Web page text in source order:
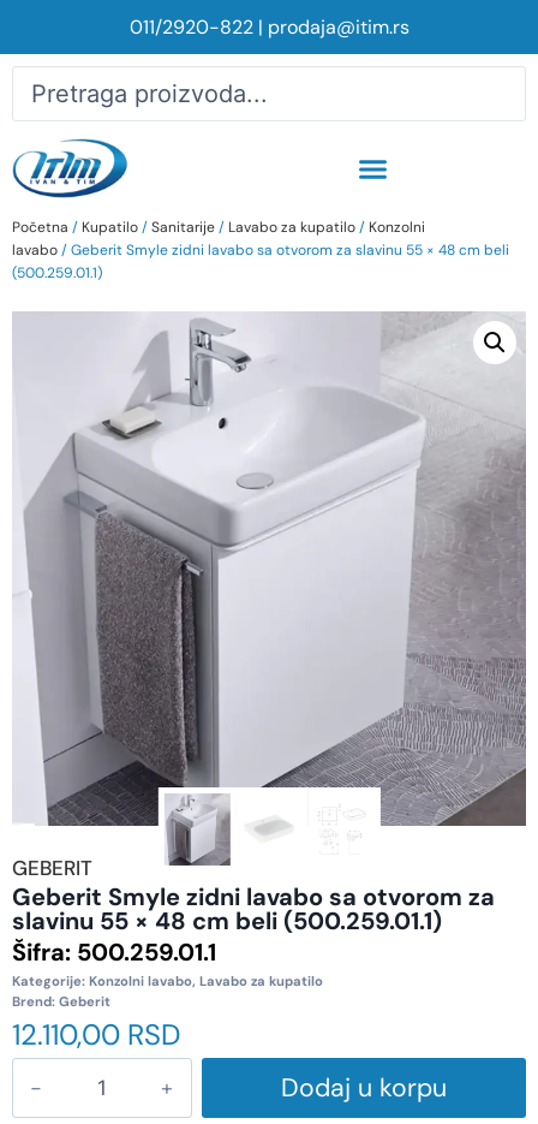
011/2920-822| prodaja@itim.rs
Početna / Kupatilo/Sanitarije/ Lavabo za kupatilo/ Konzolni
lavabo/ Geberit Smyle zidni lavabo sa otvorom za slavinu 55 × 48 cm beli
(500.259.01.1)
GEBERIT
Geberit Smyle zidni lavabo sa otvorom za
slavinu 55 × 48 cm beli (500.259.01.1)
Šifra: 500.259.01.1
Kategorije: Konzolni lavabo, Lavabo za kupatilo
Brend: Geberit
12.110,00 RSD
Dodaj u korpu